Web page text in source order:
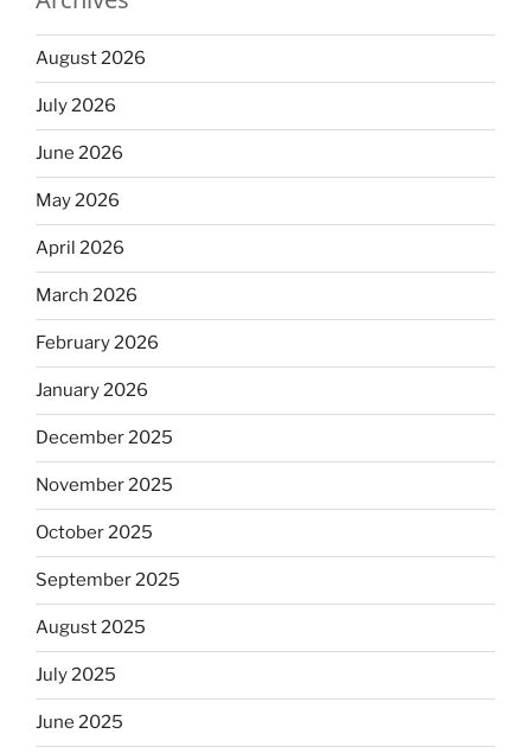
August 2026
July 2026
June 2026
May 2026
April 2026
March 2026
February 2026
January 2026
December 2025
November 2025
October 2025
September 2025
August 2025
July 2025
June 2025